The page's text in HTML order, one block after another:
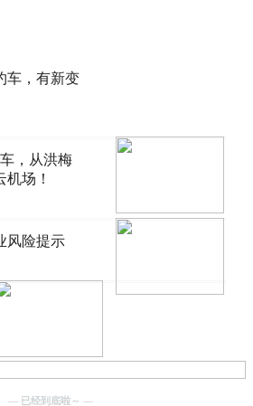
车，有新变
，从洪梅
场！
风险提示
— 已经到底啦～ —